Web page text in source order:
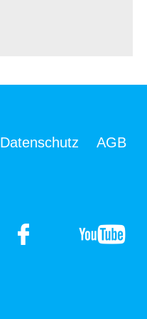
Datenschutz AGB